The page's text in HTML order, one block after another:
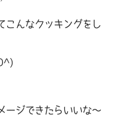
こんなクッキングをし
ージできたらいいな～